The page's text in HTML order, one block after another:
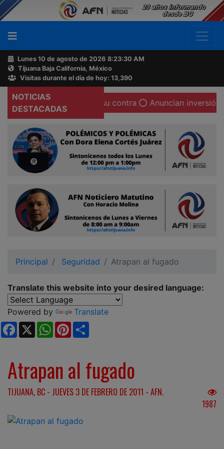
Lunes 10 de agosto de 2026 8:23:31 AM
Tijuana Baja California, México
Visitas durante el día de hoy: 13,390
NOTICIAS
DESTACADAS
y mediática en su contra Anuncian inversión china
Principal Seguridad Atrapan al fugado
Translate this website into your desired language:
Powered by
Translate
Facebook
X WhatsApp
Pinterest
Atrapan al fugado
TIJUANA, BC - JUEVES 3 DE FEBRERO DE 2011 - AFN.
1987
Buscador
Acerca
de
AFN
Ventas
Contacto
Reportero
Ciudadano